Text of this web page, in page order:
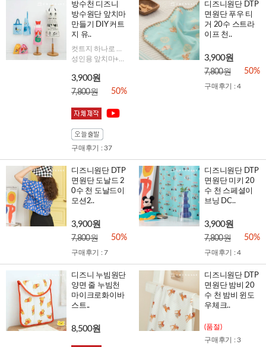
방수천 디즈니
방수원단 앞치마
만들기 DIY 커트
지 유..
성인용 앞치마+가방 2 in 1 컷트지~~!!
3,900원
7,800원 50%
구매후기 : 37
디즈니원단 DTP
면원단 푸우 티
거 20수 스트라
이프 천..
3,900원
7,800원 50%
구매후기 : 4
디즈니원단 DTP
면원단 도날드 2
0수 천 도날드이
모션2..
3,900원
7,800원 50%
구매후기 : 7
디즈니원단 DTP
면원단 미키 20
수 천 스페셜이
브닝 DC..
3,900원
7,800원 50%
구매후기 : 4
디즈니 누빔원단
양면 줄 누빔천
마이크로화이바
스트..
8,500원
디즈니원단 DTP
면원단 밤비 20
수 천 밤비 윈도
우체크..
(품절)
구매후기 : 3